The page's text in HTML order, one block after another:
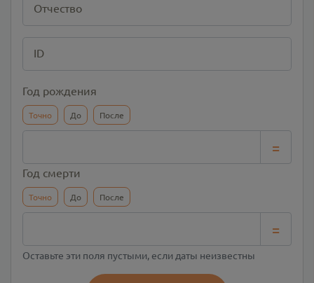
Отчество
ID
Год рождения
Точно До После
=
Год смерти
Точно До После
=
Оставьте эти поля пустыми, если даты неизвестны